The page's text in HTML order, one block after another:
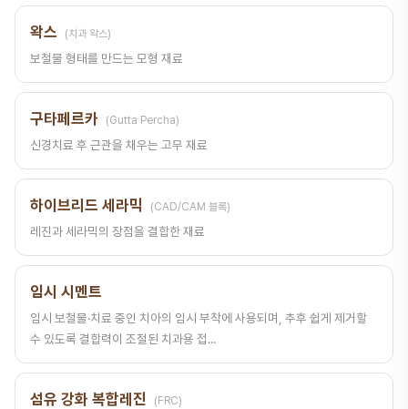
왁스 (치과 왁스)
보철물 형태를 만드는 모형 재료
구타페르카 (Gutta Percha)
신경치료 후 근관을 채우는 고무 재료
하이브리드 세라믹 (CAD/CAM 블록)
레진과 세라믹의 장점을 결합한 재료
임시 시멘트
임시 보철물·치료 중인 치아의 임시 부착에 사용되며, 추후 쉽게 제거할
수 있도록 결합력이 조절된 치과용 접...
섬유 강화 복합레진 (FRC)